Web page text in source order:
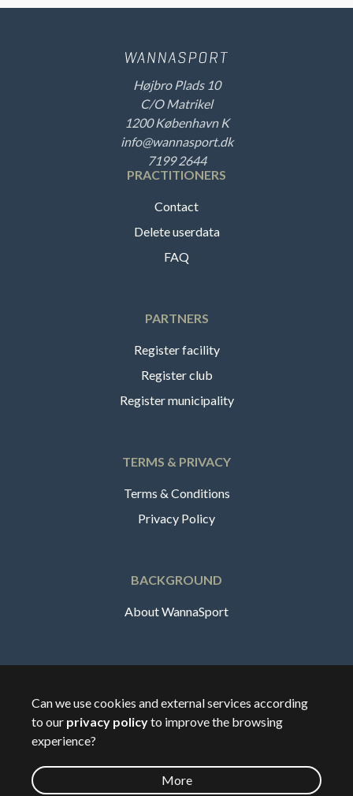
Højbro Plads 10
C/O Matrikel
1200 København K
info@wannasport.dk
7199 2644
PRACTITIONERS
Contact
Delete userdata
FAQ
PARTNERS
Register facility
Register club
Register municipality
TERMS & PRIVACY
Terms & Conditions
Privacy Policy
BACKGROUND
About WannaSport
🇸🇪Sverige
©2026Wannasport.dk
Can we use cookies and external services according
to our privacy policyto improve the browsing
experience?
More